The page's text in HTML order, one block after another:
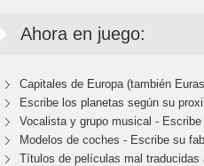
Ahora en juego:
Capitales de Europa (también
Escribe los planetas según su
Vocalista y grupo musical -
Modelos de coches - Escribe su
Títulos de películas mal traducidas